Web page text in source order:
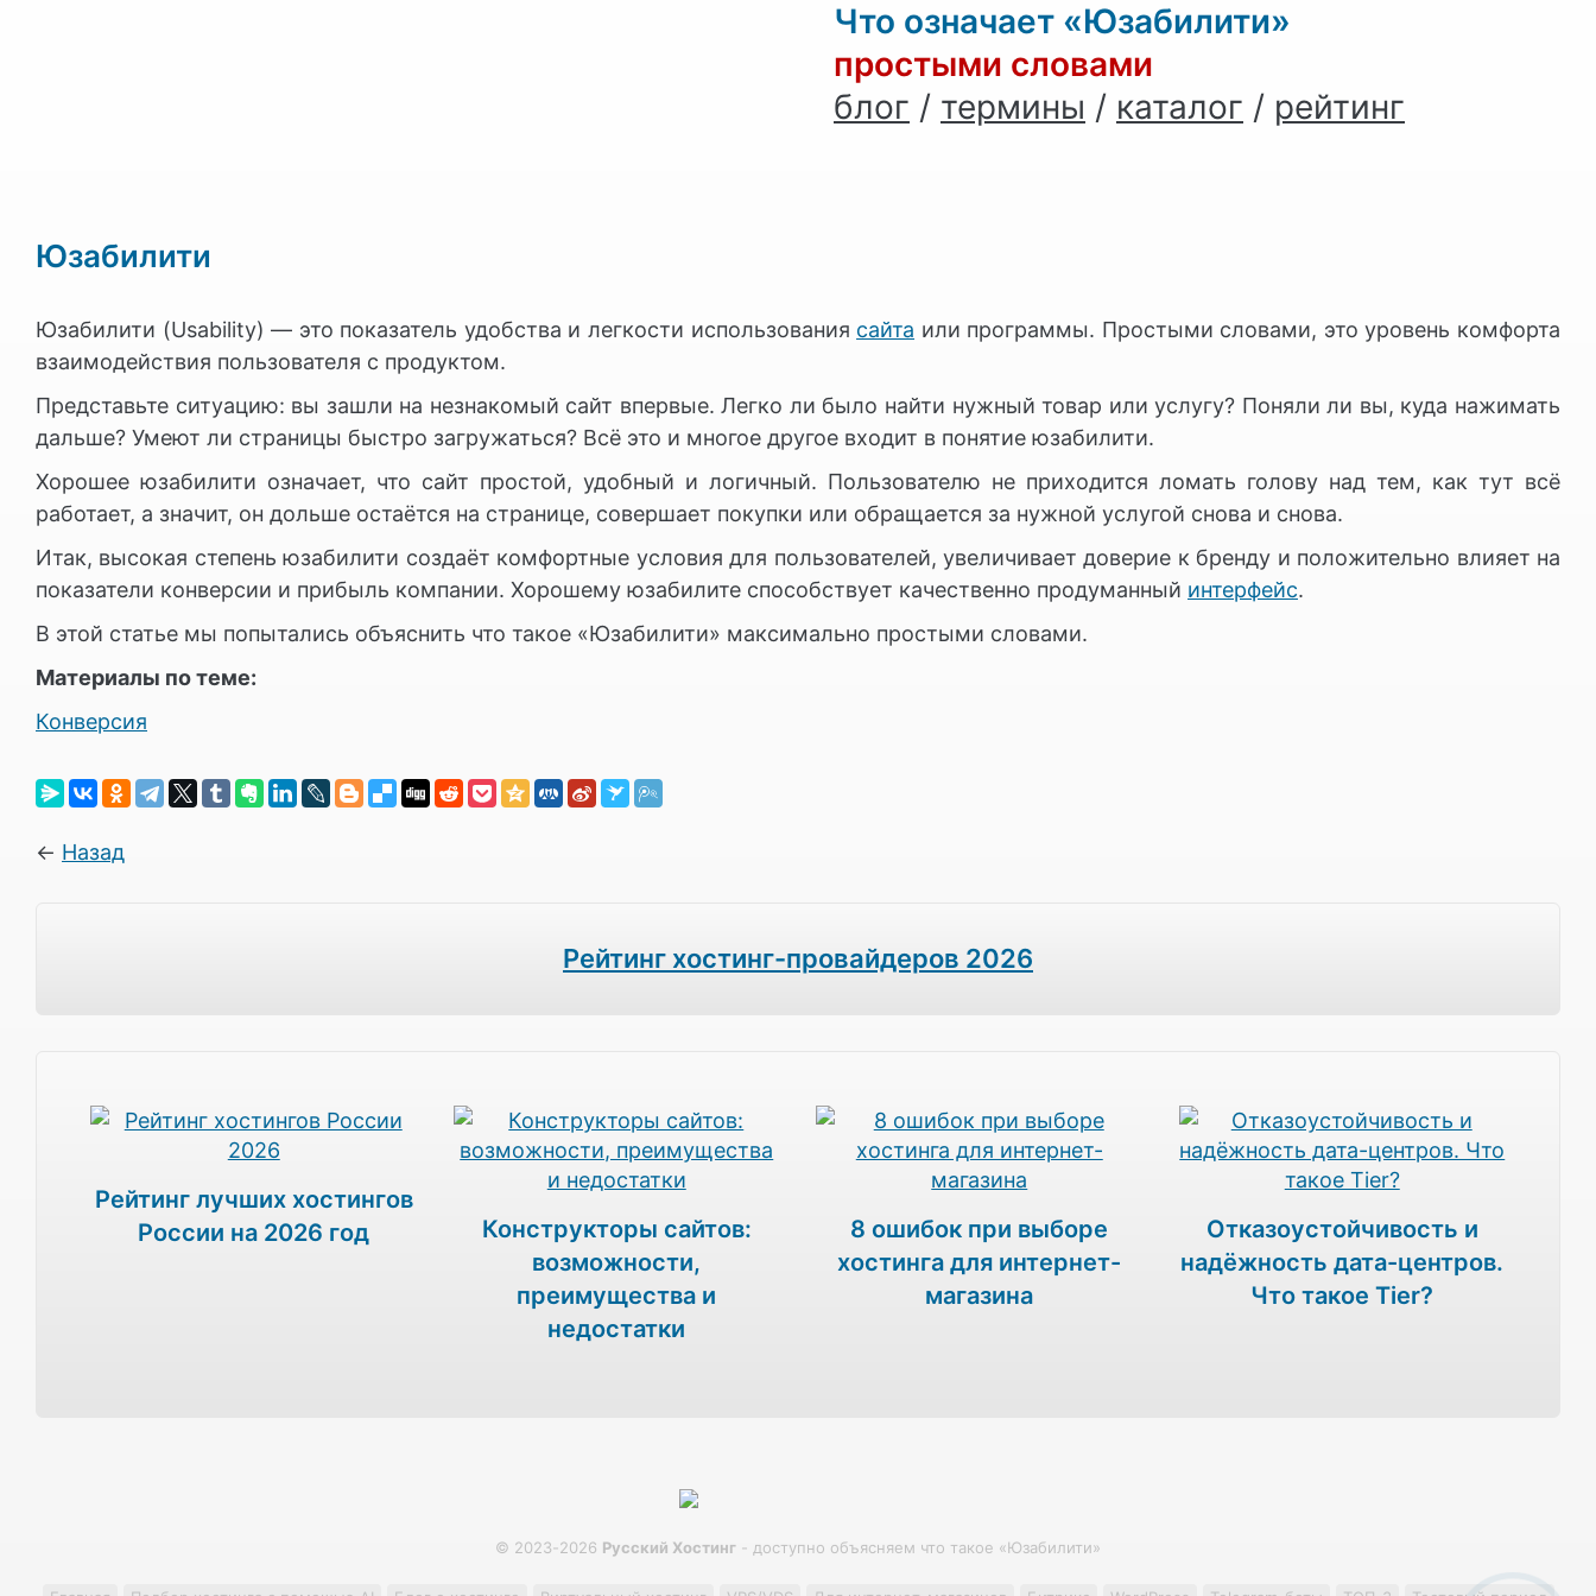
Что означает «Юзабилити»
простыми словами
блог / термины / каталог / рейтинг
Юзабилити
Юзабилити (Usability) — это показатель удобства и легкости использования сайта или программы. Простыми словами, это уровень комфорта
взаимодействия пользователя с продуктом.
Представьте ситуацию: вы зашли на незнакомый сайт впервые. Легко ли было найти нужный товар или услугу? Поняли ли вы, куда нажимать
дальше? Умеют ли страницы быстро загружаться? Всё это и многое другое входит в понятие юзабилити.
Хорошее юзабилити означает, что сайт простой, удобный и логичный. Пользователю не приходится ломать голову над тем, как тут всё
работает, а значит, он дольше остаётся на странице, совершает покупки или обращается за нужной услугой снова и снова.
Итак, высокая степень юзабилити создаёт комфортные условия для пользователей, увеличивает доверие к бренду и положительно влияет на
показатели конверсии и прибыль компании. Хорошему юзабилите способствует качественно продуманный интерфейс.
В этой статье мы попытались объяснить что такое «Юзабилити» максимально простыми словами.
Материалы по теме:
Конверсия
← Назад
Рейтинг хостинг-провайдеров 2026
Рейтинг лучших хостингов
России на 2026 год
Конструкторы сайтов:
возможности,
преимущества и
недостатки
8 ошибок при выборе
хостинга для интернет-
магазина
Отказоустойчивость и
надёжность дата-центров.
Что такое Tier?
© 2023-2026 Русский Хостинг - доступно объясняем что такое «Юзабилити»